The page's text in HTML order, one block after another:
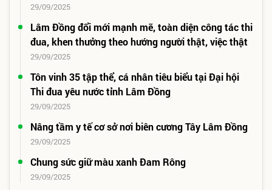
29/09/2025
Lâm Đồng đổi mới mạnh mẽ, toàn diện công tác thi
đua, khen thưởng theo hướng người thật, việc thật
29/09/2025
Tôn vinh 35 tập thể, cá nhân tiêu biểu tại Đại hội
Thi đua yêu nước tỉnh Lâm Đồng
29/09/2025
Nâng tầm y tế cơ sở nơi biên cương Tây Lâm Đồng
29/09/2025
Chung sức giữ màu xanh Đam Rông
29/09/2025